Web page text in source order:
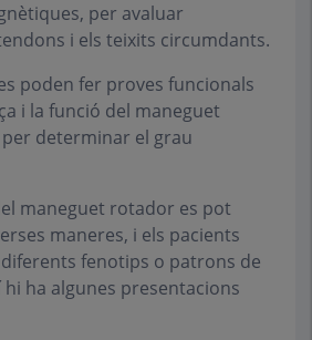
per avaluar
i els teixits circumdants.
poden fer proves funcionals
i la funció del maneguet
determinar el grau
maneguet rotador es pot
maneres, i els pacients
fenotips o patrons de
ha algunes presentacions